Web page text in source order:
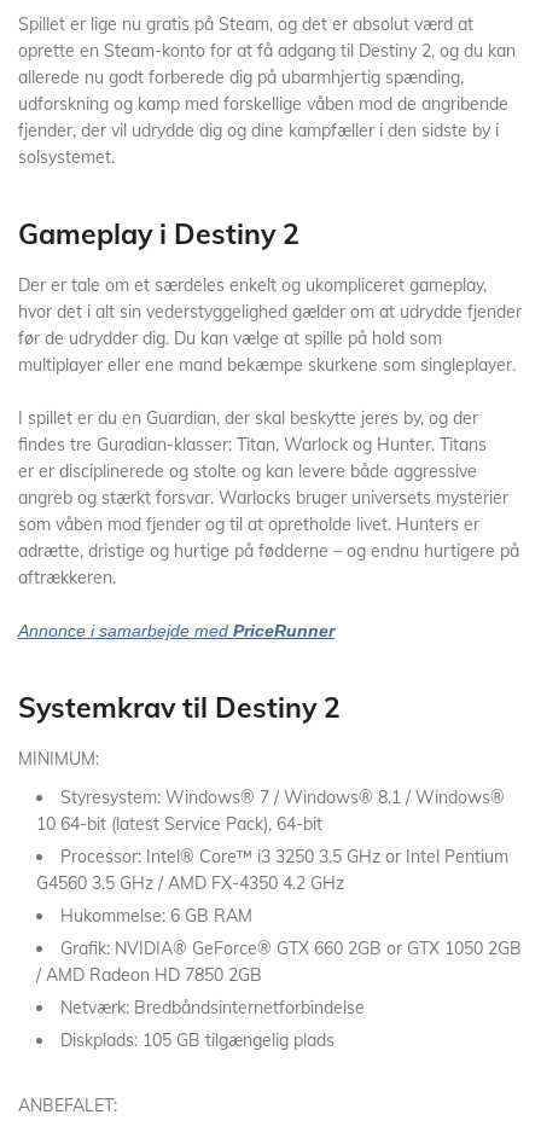
Spillet er lige nu gratis på Steam, og det er absolut værd at
oprette en Steam-konto for at få adgang til Destiny 2, og du kan
allerede nu godt forberede dig på ubarmhjertig spænding,
udforskning og kamp med forskellige våben mod de angribende
fjender, der vil udrydde dig og dine kampfæller i den sidste by i
solsystemet.
Gameplay i Destiny 2
Der er tale om et særdeles enkelt og ukompliceret gameplay,
hvor det i alt sin vederstyggelighed gælder om at udrydde fjender
før de udrydder dig. Du kan vælge at spille på hold som
multiplayer eller ene mand bekæmpe skurkene som singleplayer.
I spillet er du en Guardian, der skal beskytte jeres by, og der
findes tre Guradian-klasser: Titan, Warlock og Hunter. Titans
er er disciplinerede og stolte og kan levere både aggressive
angreb og stærkt forsvar. Warlocks bruger universets mysterier
som våben mod fjender og til at opretholde livet. Hunters er
adrætte, dristige og hurtige på fødderne – og endnu hurtigere på
aftrækkeren.
Annonce i samarbejde med PriceRunner
Systemkrav til Destiny 2
MINIMUM:
Styresystem: Windows® 7 / Windows® 8.1 / Windows®
10 64-bit (latest Service Pack), 64-bit
Processor: Intel® Core™ i3 3250 3.5 GHz or Intel Pentium
G4560 3.5 GHz / AMD FX-4350 4.2 GHz
Hukommelse: 6 GB RAM
Grafik: NVIDIA® GeForce® GTX 660 2GB or GTX 1050 2GB
/ AMD Radeon HD 7850 2GB
Netværk: Bredbåndsinternetforbindelse
Diskplads: 105 GB tilgængelig plads
ANBEFALET: